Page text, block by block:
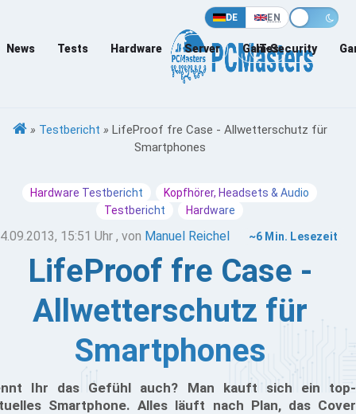
DE EN
News Tests Hardware Server Games
IT-Security
» Testbericht » LifeProof fre Case - Allwetterschutz für
Smartphones
Hardware Testbericht
Kopfhörer, Headsets & Audio
Testbericht
Hardware
15:51 Uhr , von Manuel Reichel ~6 Min. Lesezeit
LifeProof fre Case -
Allwetterschutz für
Smartphones
Ihr das Gefühl auch? Man kauft sich ein top-
Smartphone. Alles läuft nach Plan, das Cover